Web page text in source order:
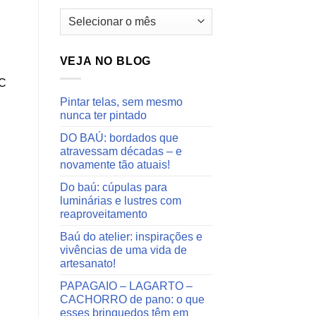
Arquivos
VEJA NO BLOG
Pintar telas, sem mesmo
nunca ter pintado
DO BAÚ: bordados que
atravessam décadas – e
novamente tão atuais!
Do baú: cúpulas para
luminárias e lustres com
reaproveitamento
Baú do atelier: inspirações e
vivências de uma vida de
artesanato!
PAPAGAIO – LAGARTO –
CACHORRO de pano: o que
esses brinquedos têm em